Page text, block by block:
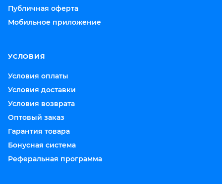
Публичная оферта
Мобильное приложение
УСЛОВИЯ
Условия оплаты
Условия доставки
Условия возврата
Оптовый заказ
Гарантия товара
Бонусная система
Реферальная программа